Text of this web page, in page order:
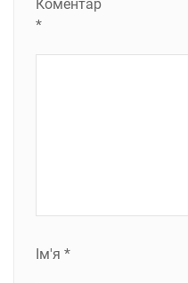
Коментар
*
Ім'я *